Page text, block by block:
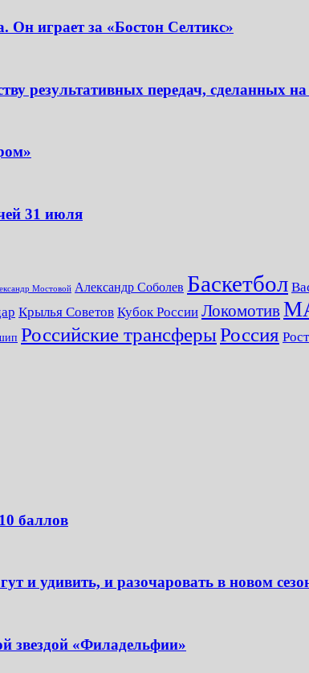
Он играет за «Бостон Селтикс»
результативных передач, сделанных
31 июля
Мостовой Александр Соболев Баскетбол
Крылья Советов Кубок России Локомотив
Российские трансферыРоссия
баллов
и удивить, и разочаровать в новом
звездой «Филадельфии»